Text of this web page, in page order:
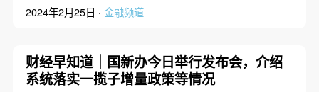
2024年2月25日 · 金融频道
财经早知道｜国新办今日举行发布会，介绍
系统落实一揽子增量政策等情况